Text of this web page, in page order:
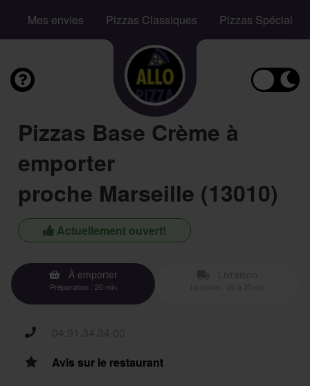
Mes envies Pizzas Classiques Pizzas Spéciales
Pizzas Base Crème à
emporter
proche Marseille (13010)
Actuellement ouvert!
À emporter
Préparation : 20 min
Avis sur le restaurant